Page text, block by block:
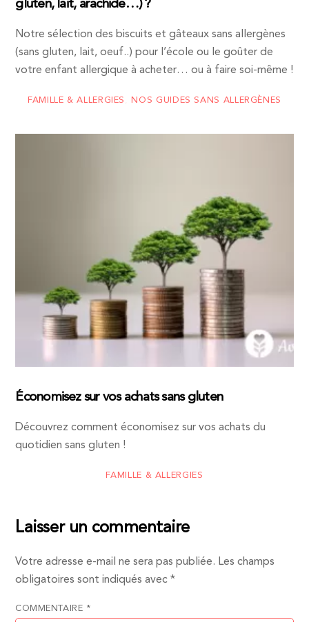
gluten, lait, arachide…) ?
Notre sélection des biscuits et gâteaux sans allergènes
(sans gluten, lait, oeuf..) pour l’école ou le goûter de
votre enfant allergique à acheter… ou à faire soi-même !
FAMILLE & ALLERGIES NOS GUIDES SANS ALLERGÈNES
Économisez sur vos achats sans gluten
Découvrez comment économisez sur vos achats du
quotidien sans gluten !
FAMILLE & ALLERGIES
Laisser un commentaire
Votre adresse e-mail ne sera pas publiée. Les champs
obligatoires sont indiqués avec*
COMMENTAIRE *